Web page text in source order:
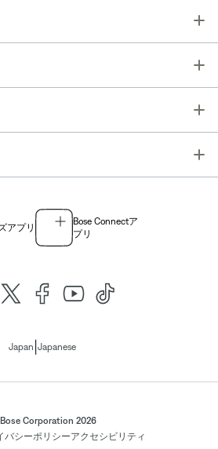
アプリ
Bose Connectア
プリ
Japan Japanese
Corporation 2026
バシーポリシーアクセシビリティ